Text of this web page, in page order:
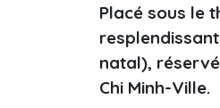
Placé sous le
natal),
Chi Minh-Ville.